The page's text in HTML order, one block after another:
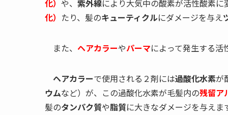
化） や、 紫外線により大気中の酸素が活性酸素
化） たり、髪のキューティクルにダメージを与え
また、 ヘアカラーやパーマによって発生する活
ヘアカラーで使用される２剤には過酸化水素が
ウムなど）が、この過酸化水素が毛髪内の残留ア
髪のタンパク質や脂質に大きなダメージを与えま